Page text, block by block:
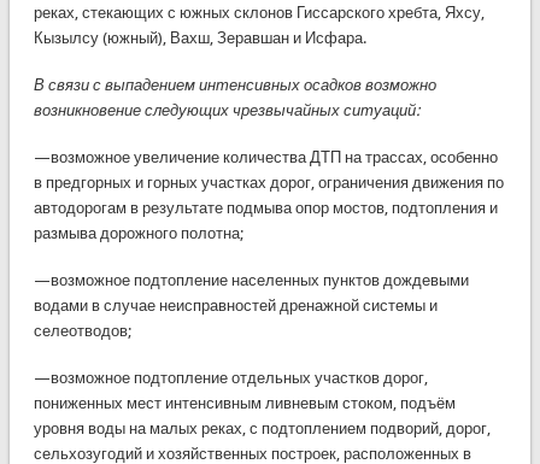
реках, стекающих с южных склонов Гиссарского хребта, Яхсу,
Кызылсу (южный), Вахш, Зеравшан и Исфара.
В связи с выпадением интенсивных осадков возможно
возникновение следующих чрезвычайных ситуаций:
—возможное увеличение количества ДТП на трассах, особенно
в предгорных и горных участках дорог, ограничения движения по
автодорогам в результате подмыва опор мостов, подтопления и
размыва дорожного полотна;
—возможное подтопление населенных пунктов дождевыми
водами в случае неисправностей дренажной системы и
селеотводов;
—возможное подтопление отдельных участков дорог,
пониженных мест интенсивным ливневым стоком, подъём
уровня воды на малых реках, с подтоплением подворий, дорог,
сельхозугодий и хозяйственных построек, расположенных в